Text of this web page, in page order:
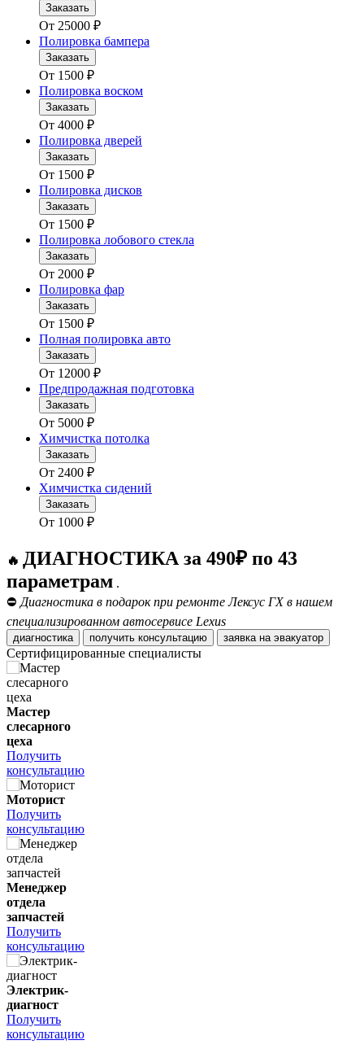
Заказать
От 25000 ₽
Полировка бампера
Заказать
От 1500 ₽
Полировка воском
Заказать
От 4000 ₽
Полировка дверей
Заказать
От 1500 ₽
Полировка дисков
Заказать
От 1500 ₽
Полировка лобового стекла
Заказать
От 2000 ₽
Полировка фар
Заказать
От 1500 ₽
Полная полировка авто
Заказать
От 12000 ₽
Предпродажная подготовка
Заказать
От 5000 ₽
Химчистка потолка
Заказать
От 2400 ₽
Химчистка сидений
Заказать
От 1000 ₽
🔥 ДИАГНОСТИКА за 490₽ по 43
параметрам .
⛔ Диагностика в подарок при ремонте Лексус ГХ в нашем
специализированном автосервисе Lexus
диагностика получить консультацию заявка на эвакуатор
Сертифицированные специалисты
Мастер
слесарного
цеха
Получить
консультацию
Моторист
Получить
консультацию
Менеджер
отдела
запчастей
Получить
консультацию
Электрик-
диагност
Получить
консультацию